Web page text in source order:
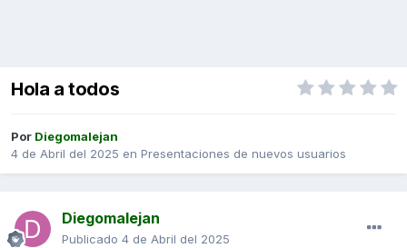
Hola a todos
Por Diegomalejan
4 de Abril del 2025 en Presentaciones de nuevos usuarios
Diegomalejan
Publicado 4 de Abril del 2025